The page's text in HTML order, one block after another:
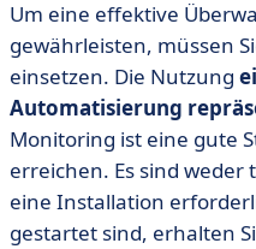
Um eine effektive
gewährleisten, müssen
einsetzen. Die Nutzung
Automatisierung
Monitoring ist eine gute
erreichen. Es sind
eine Installation
gestartet sind, erhalten